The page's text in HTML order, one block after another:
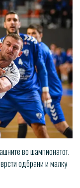
во шампионатот.
одбрани и малку